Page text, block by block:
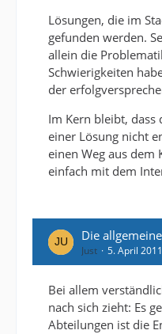
Lösungen, die im
gefunden werden.
allein die
Schwierigkeiten
der
Im Kern bleibt,
einer Lösung nicht
einen Weg aus
einfach mit dem
Die
Just 5. April
Bei allem
nach sich zieht: Es
Abteilungen ist die